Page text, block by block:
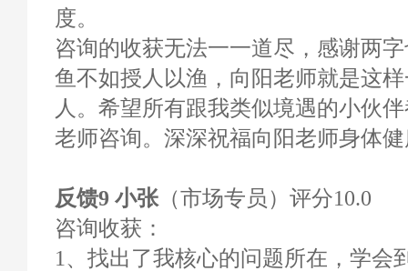
度。
咨询的收获无法一一道尽，感谢两
鱼不如授人以渔，向阳老师就是这
人。希望所有跟我类似境遇的小伙
老师咨询。深深祝福向阳老师身体
反馈9 小张 （市场专员）评分10.0
咨询收获：
1、找出了我核心的问题所在，学会